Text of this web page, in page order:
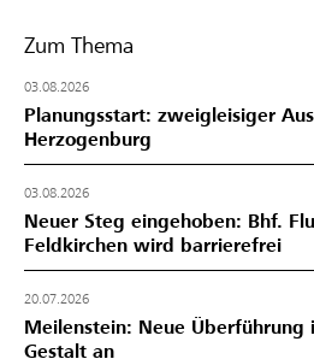
Zum Thema
03.08.2026
Planungsstart: zweigleisiger
Herzogenburg
03.08.2026
Neuer Steg eingehoben: Bhf.
Feldkirchen wird barrierefrei
20.07.2026
Meilenstein: Neue
Gestalt an